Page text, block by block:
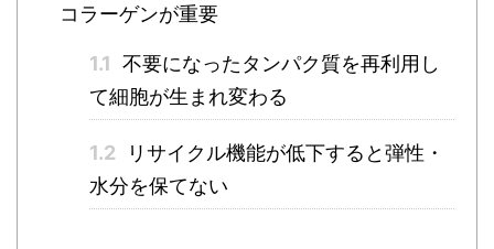
コラーゲンが重要
1.1 不要になったタンパク質を再利用し
て細胞が生まれ変わる
1.2
リサイクル機能が低下すると弾性・
水分を保てない